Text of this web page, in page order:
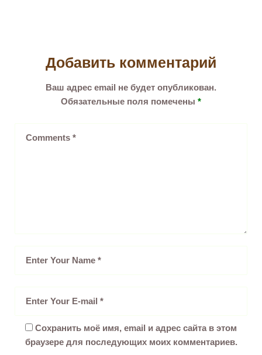
Добавить комментарий
Ваш адрес email не будет опубликован.
Обязательные поля помечены *
Сохранить моё имя, email и адрес сайта в этом
браузере для последующих моих комментариев.